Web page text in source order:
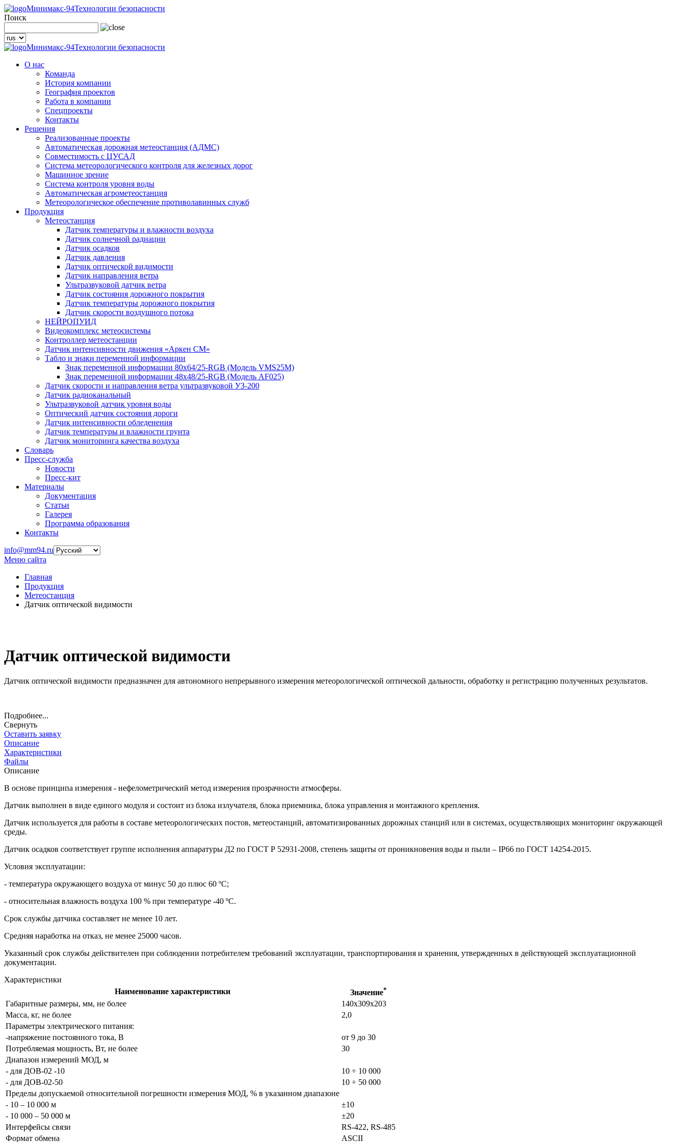
Минимакс-94Технологии безопасности
Поиск
Минимакс-94Технологии безопасности
О нас
Команда
История компании
География проектов
Работа в компании
Спецпроекты
Контакты
Решения
Реализованные проекты
Автоматическая дорожная метеостанция (АДМС)
Совместимость с ЦУСАД
Система метеорологического контроля для железных дорог
Машинное зрение
Система контроля уровня воды
Автоматическая агрометеостанция
Метеорологическое обеспечение противолавинных служб
Продукция
Метеостанция
Датчик температуры и влажности воздуха
Датчик солнечной радиации
Датчик осадков
Датчик давления
Датчик оптической видимости
Датчик направления ветра
Ультразвуковой датчик ветра
Датчик состояния дорожного покрытия
Датчик температуры дорожного покрытия
Датчик скорости воздушного потока
НЕЙРОПУИД
Видеокомплекс метеосистемы
Контроллер метеостанции
Датчик интенсивности движения «Аркен СМ»
Табло и знаки переменной информации
Знак переменной информации 80х64/25-RGB (Модель VMS25M)
Знак переменной информации 48х48/25-RGB (Модель АF025)
Датчик скорости и направления ветра ультразвуковой УЗ-200
Датчик радиоканальный
Ультразвуковой датчик уровня воды
Оптический датчик состояния дороги
Датчик интенсивности обледенения
Датчик температуры и влажности грунта
Датчик мониторинга качества воздуха
Словарь
Пресс-служба
Новости
Пресс-кит
Материалы
Документация
Статьи
Галерея
Программа образования
Контакты
info@mm94.ru
Меню сайта
Главная
Продукция
Метеостанция
Датчик оптической видимости
Датчик оптической видимости
Датчик оптической видимости предназначен для автономного непрерывного измерения метеорологической оптической дальности, обработку и регистрацию полученных результатов.
Подробнее...
Свернуть
Оставить заявку
Описание
Характеристики
Файлы
Описание
В основе принципа измерения - нефелометрический метод измерения прозрачности атмосферы.
Датчик выполнен в виде единого модуля и состоит из блока излучателя, блока приемника, блока управления и монтажного крепления.
Датчик используется для работы в составе метеорологических постов, метеостанций, автоматизированных дорожных станций или в системах, осуществляющих мониторинг окружающей
среды.
Датчик осадков соответствует группе исполнения аппаратуры Д2 по ГОСТ Р 52931-2008, степень защиты от проникновения воды и пыли – IР66 по ГОСТ 14254-2015.
Условия эксплуатации:
- температура окружающего воздуха от минус 50 до плюс 60 ºС;
- относительная влажность воздуха 100 % при температуре -40 ºС.
Срок службы датчика составляет не менее 10 лет.
Средняя наработка на отказ, не менее 25000 часов.
Указанный срок службы действителен при соблюдении потребителем требований эксплуатации, транспортирования и хранения, утвержденных в действующей эксплуатационной
документации.
Характеристики
Наименование характеристики
Значение*
Габаритные размеры, мм, не более
140х309х203
Масса, кг, не более
2,0
Параметры электрического питания:
-напряжение постоянного тока, В
от 9 до 30
Потребляемая мощность, Вт, не более
30
Диапазон измерений МОД, м
- для ДОВ-02 -10
10 ÷ 10 000
- для ДОВ-02-50
10 ÷ 50 000
Пределы допускаемой относительной погрешности измерения МОД, % в указанном диапазоне
- 10 – 10 000 м
±10
- 10 000 – 50 000 м
±20
Интерфейсы связи
RS-422, RS-485
Формат обмена
ASCII